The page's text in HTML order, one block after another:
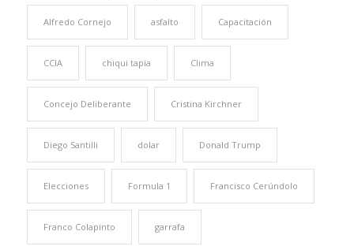
Alfredo Cornejo asfalto Capacitación
CCIA chiqui tapia Clima
Concejo Deliberante Cristina Kirchner
Diego Santilli dolar Donald Trump
Elecciones Formula 1 Francisco Cerúndolo
Franco Colapinto garrafa